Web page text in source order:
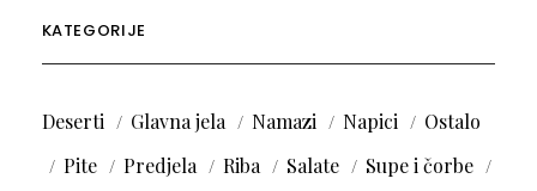
KATEGORIJE
Deserti Glavna jela Namazi Napici
Ostalo
Pite
Predjela Riba Salate
Supe i čorbe